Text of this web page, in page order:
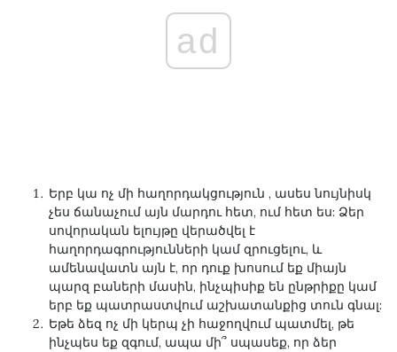
ad
Երբ կա ոչ մի հաղորդակցություն , ասես նույնիսկ
չես ճանաչում այն ​​մարդու հետ, ում հետ ես: Ձեր
սովորական ելույթը վերածվել է
հաղորդագրությունների կամ զրուցելու, և
ամենավատն այն է, որ դուք խոսում եք միայն
պարզ բաների մասին, ինչպիսիք են ընթրիքը կամ
երբ եք պատրաստվում աշխատանքից տուն գնալ:
Եթե ​​ձեզ ոչ մի կերպ չի հաջողվում պատմել, թե
ինչպես եք զգում, ապա մի՞ սպասեք, որ ձեր